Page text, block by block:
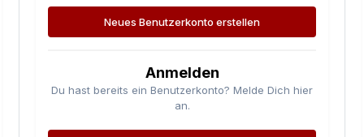
Neues Benutzerkonto erstellen
Anmelden
Du hast bereits ein Benutzerkonto? Melde Dich hier
an.